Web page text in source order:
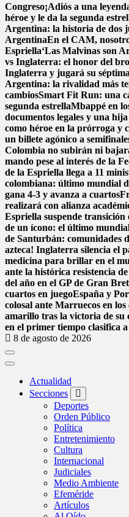
Congreso¡Adiós a una
héroe y le da la segunda
Argentina: la historia de dos
ArgentinaEn el CAM,
Espriella‘Las Malvinas son
vs Inglaterra: el honor del
Inglaterra y jugará su
Argentina: la rivalidad más
cambiosSmart Fit Run: una
segunda estrellaMbappé en
documentos legales y una
como héroe en la prórroga y
un billete agónico a
Colombia no subirán ni
mando pese al interés de la
de la Espriella llega a 11
colombiana: último mundial
gana 4-3 y avanza a cuartos
realizará con alianza
Espriella suspende
de un ícono: el último
de Santurbán: comunidades
azteca! Inglaterra silencia el
medicina para brillar en el
ante la histórica resistencia
del año en el GP de Gran
cuartos en juegoEspaña y
colosal ante Marruecos en
amarillo tras la victoria de su
en el primer tiempo clasifica
8 de agosto de 2026
Actualidad
Secciones
Deportes
Orden Público
Política
Entretenimiento
Cultura
Internacional
Judiciales
Medio Ambiente
Efeméride
Artículos